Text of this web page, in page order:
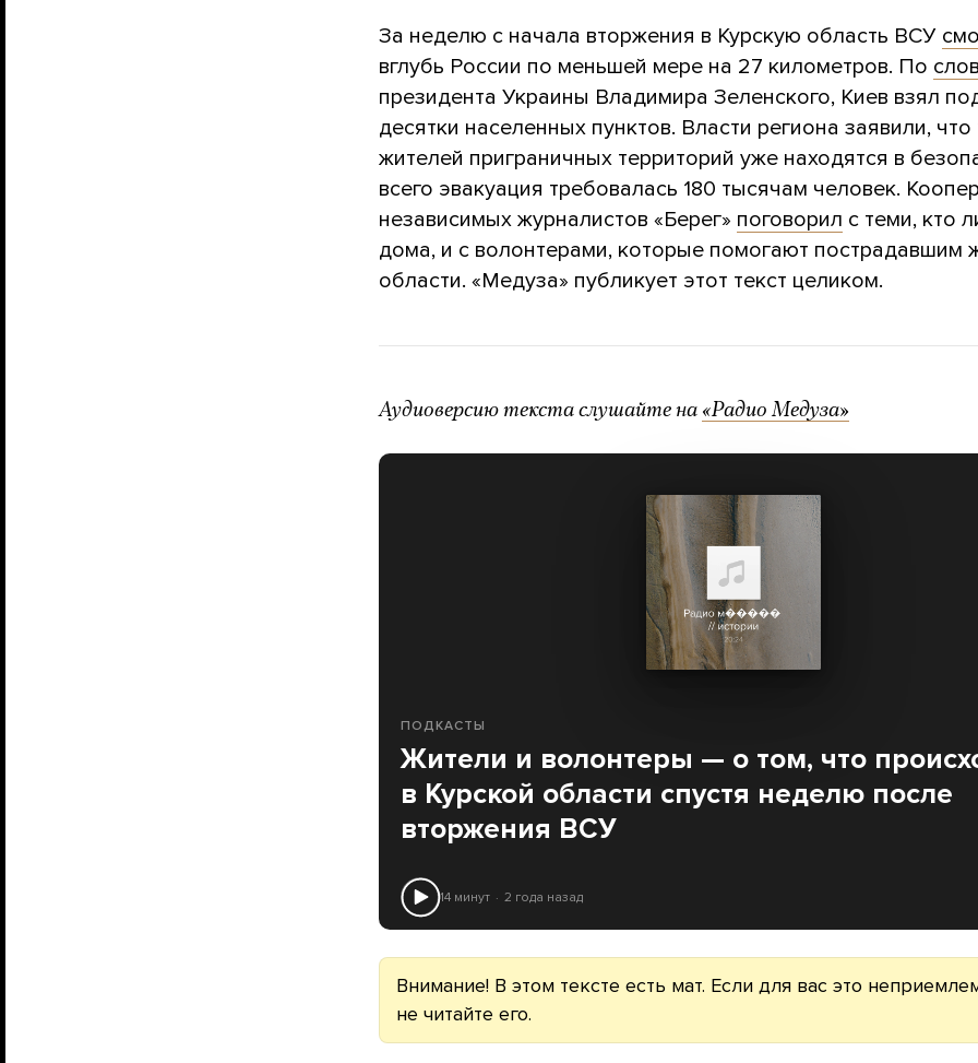
За неделю с начала вторжения в Курскую область ВСУ
вглубь России по меньшей мере на 27 километров. По
президента Украины Владимира Зеленского, Киев взял
десятки населенных пунктов. Власти региона заявили,
жителей приграничных территорий уже находятся в
всего эвакуация требовалась 180 тысячам человек.
независимых журналистов «Берег» поговорил с теми, кто
дома, и с волонтерами, которые помогают пострадавшим
области. «Медуза» публикует этот текст целиком.
Аудиоверсию текста слушайте на «Радио Медуза»
ПОДКАСТЫ
Жители и волонтеры — о том, что
в Курской области спустя неделю после
вторжения ВСУ
14 минут 2 года назад
Внимание! В этом тексте есть мат. Если для вас это
не читайте его.